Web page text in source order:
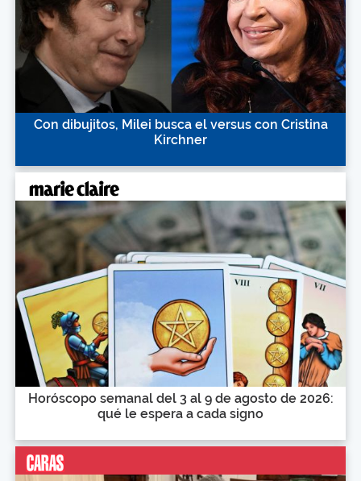
Con dibujitos, Milei busca el versus con Cristina
Kirchner
Horóscopo semanal del 3 al 9 de agosto de 2026:
qué le espera a cada signo